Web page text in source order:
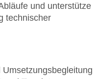
und unterstütze
technischer